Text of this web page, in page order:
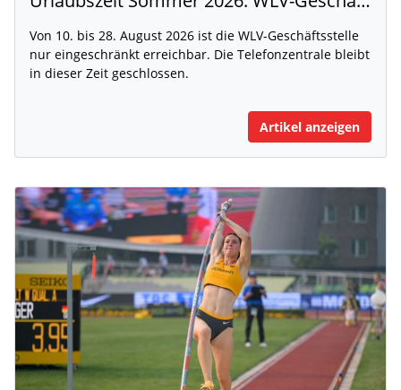
Von 10. bis 28. August 2026 ist die WLV-Geschäftsstelle
nur eingeschränkt erreichbar. Die Telefonzentrale bleibt
in dieser Zeit geschlossen.
Artikel anzeigen